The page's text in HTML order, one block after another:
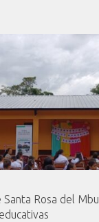
Santa Rosa del